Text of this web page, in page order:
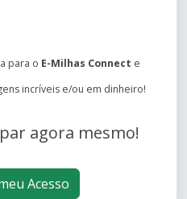
para o E-Milhas Connect e
incríveis e/ou em dinheiro!
agora mesmo!
Acesso